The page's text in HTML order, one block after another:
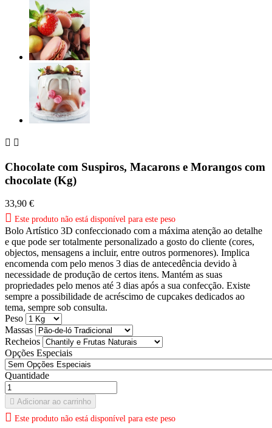
 
Chocolate com Suspiros, Macarons e Morangos com
chocolate (Kg)
33,90 €
 Este produto não está disponível para este peso
Bolo Artístico 3D confeccionado com a máxima atenção ao detalhe
e que pode ser totalmente personalizado a gosto do cliente (cores,
objectos, mensagens a incluir, entre outros pormenores). Implica
encomenda com pelo menos 3 dias de antecedência devido à
necessidade de produção de certos itens. Mantém as suas
propriedades pelo menos até 3 dias após a sua confecção. Existe
sempre a possibilidade de acréscimo de cupcakes dedicados ao
tema, sempre sob consulta.
Peso
Massas
Recheios
Opções Especiais
Quantidade
 Adicionar ao carrinho
 Este produto não está disponível para este peso